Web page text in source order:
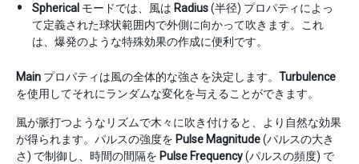
Spherical モードでは、風は Radius(半径) プロパティによっ
て定義された球状範囲内で外側に向かって吹きます。これ
は、爆発のような特殊効果の作成に便利です。
Main プロパティは風の全体的な強さを決定します。 Turbulence
を使用してそれにランダムな変化を与えることができます。
風が脈打つようなリズムで木々に吹き付けると、より自然な効果
が得られます。パルスの強度を Pulse Magnitude(パルスの大き
さ) で制御し、時間の間隔を Pulse Frequency(パルスの頻度) で